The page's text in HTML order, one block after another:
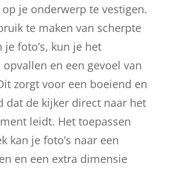
je onderwerp te vestigen.
te maken van scherpte
foto’s, kun je het
en een gevoel van
zorgt voor een boeiend en
dat de kijker direct naar het
leidt. Het toepassen
kan je foto’s naar een
en een extra dimensie